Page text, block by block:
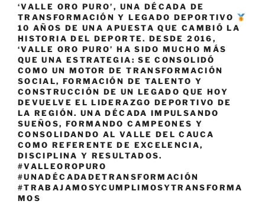
‘VALLE ORO PURO’, UNA DÉCADA DE
TRANSFORMACIÓN Y LEGADO DEPORTIVO
10 AÑOS DE UNA APUESTA QUE CAMBIÓ LA
HISTORIA DEL DEPORTE. DESDE 2016,
‘VALLE ORO PURO’ HA SIDO MUCHO MÁS
QUE UNA ESTRATEGIA: SE CONSOLIDÓ
COMO UN MOTOR DE TRANSFORMACIÓN
SOCIAL, FORMACIÓN DE TALENTO Y
CONSTRUCCIÓN DE UN LEGADO QUE HOY
DEVUELVE EL LIDERAZGO DEPORTIVO DE
LA REGIÓN. UNA DÉCADA IMPULSANDO
SUEÑOS, FORMANDO CAMPEONES Y
CONSOLIDANDO AL VALLE DEL CAUCA
COMO REFERENTE DE EXCELENCIA,
DISCIPLINA Y RESULTADOS.
#VALLEOROPURO
#UNADÉCADADETRANSFORMACIÓN
#TRABAJAMOSYCUMPLIMOSYTRANSFORMA
MOS